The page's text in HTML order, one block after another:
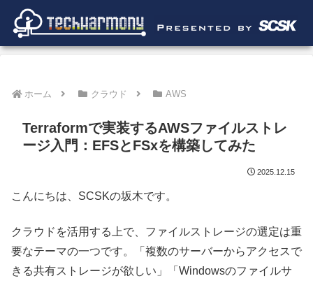
ホーム クラウド AWS
Terraformで実装するAWSファイルストレ
ージ入門：EFSとFSxを構築してみた
2025.12.15
こんにちは、SCSKの坂木です。
クラウドを活用する上で、ファイルストレージの選定は重
要なテーマの一つです。「複数のサーバーからアクセスで
きる共有ストレージが欲しい」「Windowsのファイルサ